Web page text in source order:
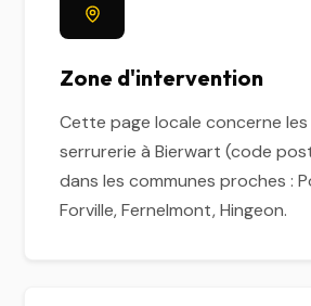
Zone d'intervention
Cette page locale concerne
serrurerie à Bierwart (code
dans les communes proches :
Forville, Fernelmont, Hingeon.